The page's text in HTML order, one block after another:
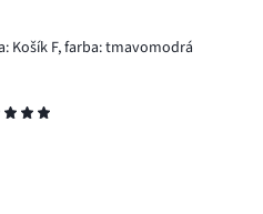
Košík F,farba: tmavomodrá